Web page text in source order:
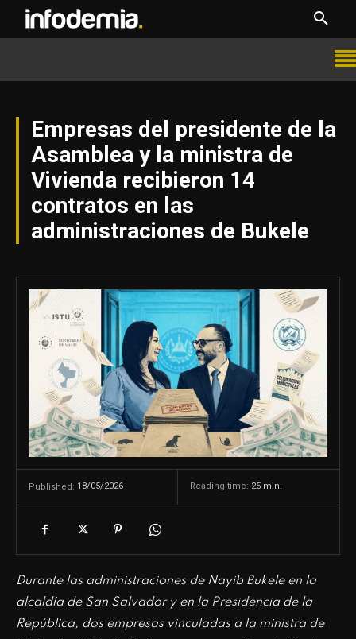
Empresas del presidente de la
Asamblea y la ministra de
Vivienda recibieron 14
contratos en las
administraciones de Bukele
Published: 18/05/2026 Reading time: 25 min.
Durante las administraciones de Nayib Bukele en la
alcaldía de San Salvador y en la Presidencia de la
República, dos empresas vinculadas a la ministra de